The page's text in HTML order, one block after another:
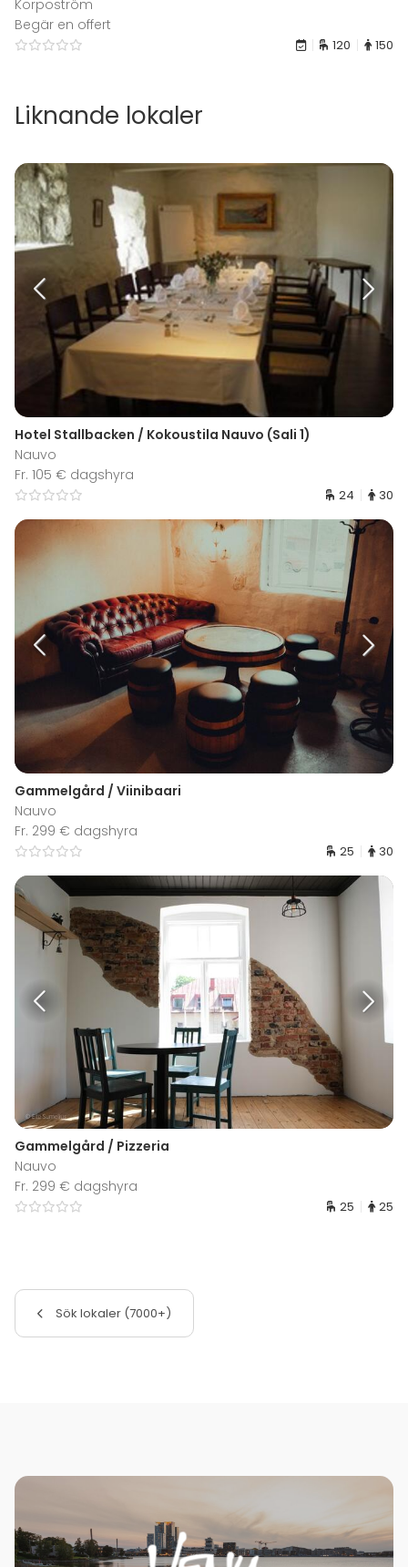
Korpoström
Begär en offert
120 150
Liknande lokaler
Hotel Stallbacken / Kokoustila Nauvo (Sali 1)
Nauvo
Fr. 105 € dagshyra
24 30
Gammelgård / Viinibaari
Nauvo
Fr. 299 € dagshyra
25 30
Gammelgård / Pizzeria
Nauvo
Fr. 299 € dagshyra
25 25
Sök lokaler (7000+)